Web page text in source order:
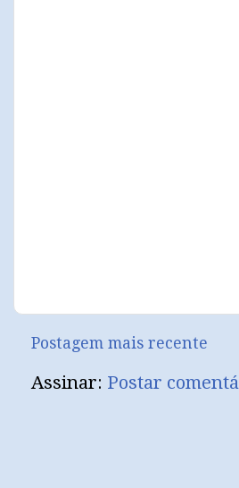
Postagem mais recente
Assinar: Postar